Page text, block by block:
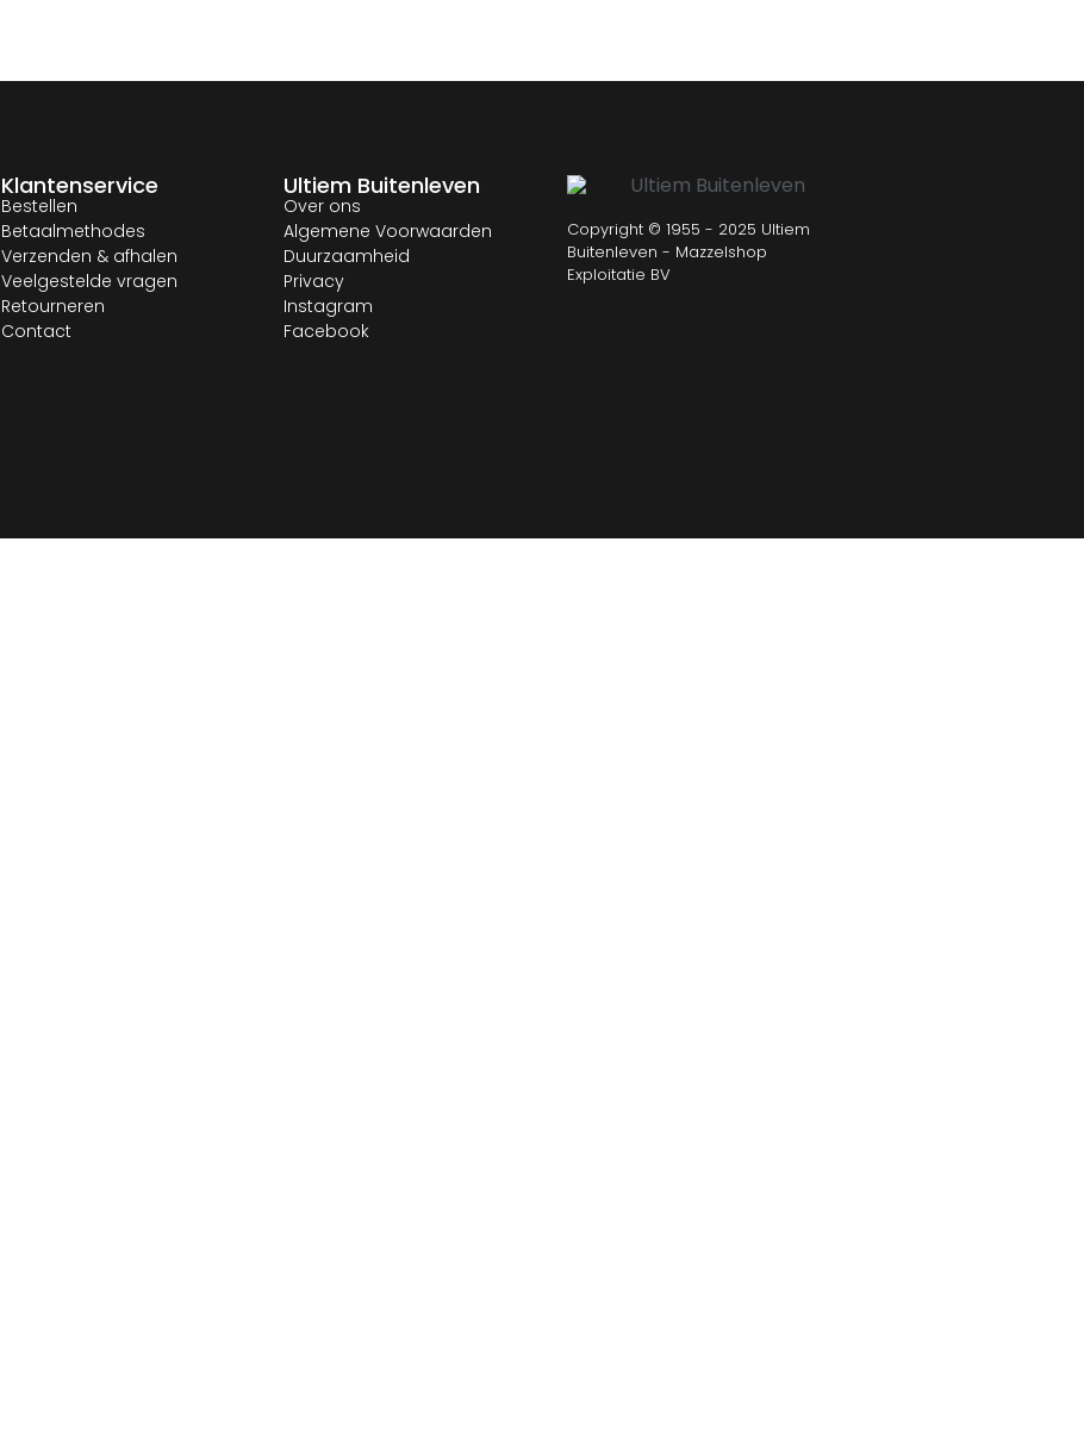
Klantenservice
Bestellen
Betaalmethodes
Verzenden & afhalen
Veelgestelde vragen
Retourneren
Contact
Ultiem Buitenleven
Over ons
Algemene Voorwaarden
Duurzaamheid
Privacy
Instagram
Facebook
Copyright © 1955 - 2025 Ultiem
Buitenleven - Mazzelshop
Exploitatie BV